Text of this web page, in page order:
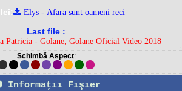
Elys - Afara sunt oameni reci
Last file :
Patricia - Golane, Golane Oficial Video 2018
Schimbă Aspect:
Informaţii Fişier